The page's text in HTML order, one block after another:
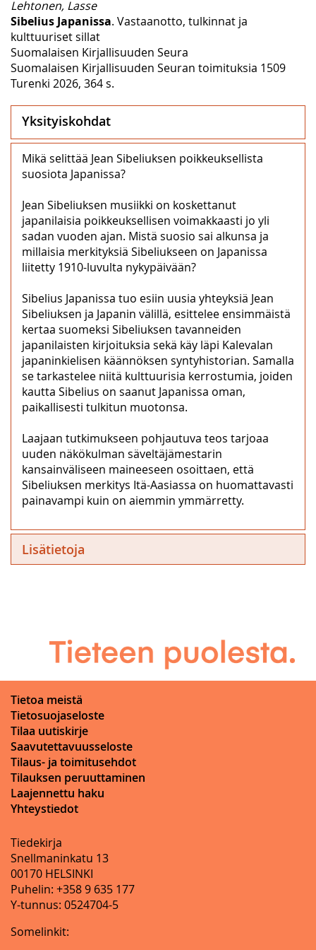
Lehtonen, Lasse
Sibelius Japanissa. Vastaanotto, tulkinnat ja
kulttuuriset sillat
Suomalaisen Kirjallisuuden Seura
Suomalaisen Kirjallisuuden Seuran toimituksia 1509
Turenki 2026, 364 s.
Yksityiskohdat
Mikä selittää Jean Sibeliuksen poikkeuksellista
suosiota Japanissa?
Jean Sibeliuksen musiikki on koskettanut
japanilaisia poikkeuksellisen voimakkaasti jo yli
sadan vuoden ajan. Mistä suosio sai alkunsa ja
millaisia merkityksiä Sibeliukseen on Japanissa
liitetty 1910-luvulta nykypäivään?
Sibelius Japanissa tuo esiin uusia yhteyksiä Jean
Sibeliuksen ja Japanin välillä, esittelee ensimmäistä
kertaa suomeksi Sibeliuksen tavanneiden
japanilaisten kirjoituksia sekä käy läpi Kalevalan
japaninkielisen käännöksen syntyhistorian. Samalla
se tarkastelee niitä kulttuurisia kerrostumia, joiden
kautta Sibelius on saanut Japanissa oman,
paikallisesti tulkitun muotonsa.
Laajaan tutkimukseen pohjautuva teos tarjoaa
uuden näkökulman säveltäjämestarin
kansainväliseen maineeseen osoittaen, että
Sibeliuksen merkitys Itä-Aasiassa on huomattavasti
painavampi kuin on aiemmin ymmärretty.
Lisätietoja
Tietoa meistä
Tietosuojaseloste
Tilaa uutiskirje
Saavutettavuusseloste
Tilaus- ja toimitusehdot
Tilauksen peruuttaminen
Laajennettu haku
Yhteystiedot
Tiedekirja
Snellmaninkatu 13
00170 HELSINKI
Puhelin: +358 9 635 177
Y-tunnus: 0524704-5
Somelinkit: